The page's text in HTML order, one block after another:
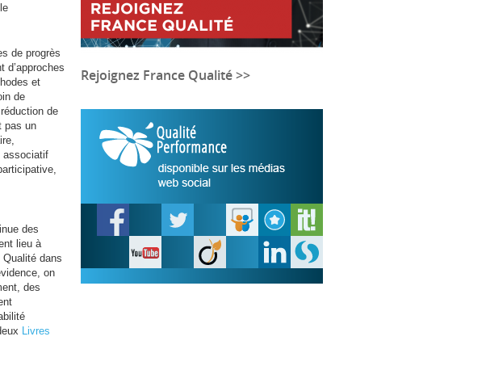
de progrès
et
de
de
pas un
associatif
des
lieu à
dans
on
des
Livres
Rejoignez France Qualité >>